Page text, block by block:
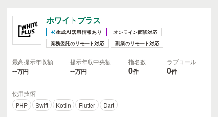
ホワイトプラス
生成AI活用情報あり
オンライン面談対応
業務委託のリモート対応
副業のリモート対応
最高提示年収額
--万円
提示年収中央額
--万円
指名数
0件
ラブコール
0件
使用技術
PHP
Swift Kotlin Flutter Dart